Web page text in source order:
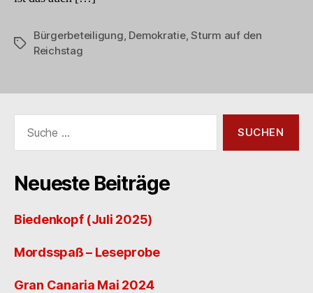
Schlagwörter
Bürgerbeteiligung, Demokratie,Sturm auf den
Reichstag
nach:
Neueste Beiträge
Biedenkopf (Juli 2025)
Mordsspaß – Leseprobe
Gran Canaria Mai 2024